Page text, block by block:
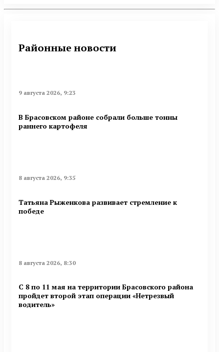
Районные новости
9 августа 2026, 9:23
В Брасовском районе собрали больше тонны
раннего картофеля
8 августа 2026, 9:35
Татьяна Рыженкова развивает стремление к
победе
8 августа 2026, 8:30
С 8 по 11 мая на территории Брасовского района
пройдет второй этап операции «Нетрезвый
водитель»